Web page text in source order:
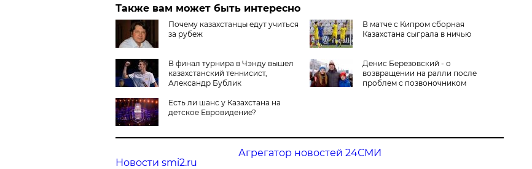
Также вам может быть интересно
Почему казахстанцы едут учиться
за рубеж
В матче с Кипром сборная
Казахстана сыграла в ничью
В финал турнира в Чэнду вышел
казахстанский теннисист,
Александр Бублик
Денис Березовский - о
возвращении на ралли после
проблем с позвоночником
Есть ли шанс у Казахстана на
детское Евровидение?
Агрегатор новостей 24СМИ
Новости smi2.ru